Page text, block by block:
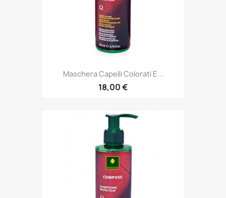
Maschera Capelli Colorati E...
18,00 €